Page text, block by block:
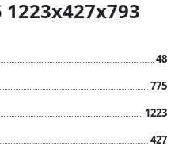
1223x427x793
48
775
1223
427